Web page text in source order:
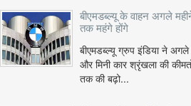
बीएमडब्ल्यू के वाहन अगले
तक महंगे होंगे
बीएमडब्ल्यू ग्रुप इंडिया ने अगले
और मिनी कार श्रृंखला की
तक की बढ़ो...